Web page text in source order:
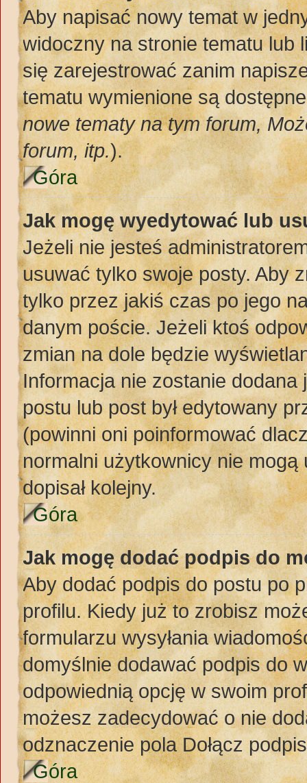
Aby napisać nowy temat w
widoczny na stronie tematu lub
się zarejestrować zanim
tematu wymienione są
nowe tematy na tym forum,
forum, itp.).
Góra
Jak mogę wyedytować lub
Jeżeli nie jesteś
usuwać tylko swoje posty. Aby
tylko przez jakiś czas po jego
danym poście. Jeżeli ktoś
zmian na dole będzie
Informacja nie zostanie dodana
postu lub post był edytowany
(powinni oni poinformować
normalni użytkownicy nie
dopisał kolejny.
Góra
Jak mogę dodać podpis do
Aby dodać podpis do postu po
profilu. Kiedy już to zrobisz
formularzu wysyłania
domyślnie dodawać podpis do
odpowiednią opcję w swoim
możesz zadecydować o nie
odznaczenie pola Dołącz
Góra